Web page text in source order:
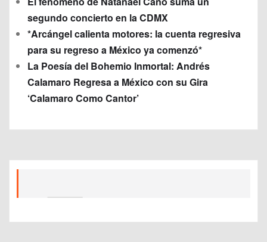
segundo concierto en la CDMX
*Arcángel calienta motores: la cuenta regresiva
para su regreso a México ya comenzó*
La Poesía del Bohemio Inmortal: Andrés
Calamaro Regresa a México con su Gira
‘Calamaro Como Cantor’